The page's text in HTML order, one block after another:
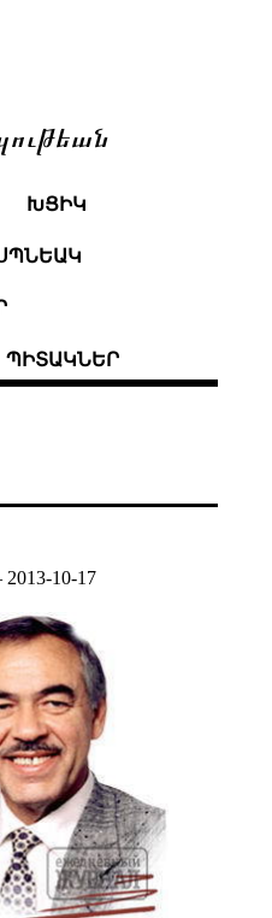
ԽՑԻԿ
ՊԻՏԱԿՆԵՐ
2013-10-17